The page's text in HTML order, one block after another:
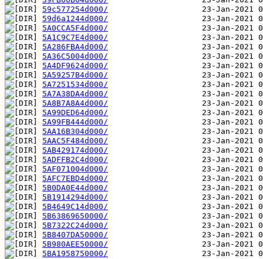
59c577254d000/
59d6a1244d000/
5A0CCA5F4d000/
5A1C9C7E4d000/
5A286FBA4d000/
5A36C5004d000/
5A4DF9624d000/
5A59257B4d000/
5A7251534d000/
5A7A38DA4d000/
5A8B7A8A4d000/
5A99DED64d000/
5A99FB444d000/
5AA16B304d000/
5AAC5F484d000/
5AB429174d000/
5ADFFB2C4d000/
5AF071004d000/
5AFC7EBD4d000/
5B0DA0E44d000/
5B1914294d000/
5B4649C14d000/
5B63869650000/
5B7322C24d000/
5B8407DA50000/
5B980AEE50000/
5BA1958750000/